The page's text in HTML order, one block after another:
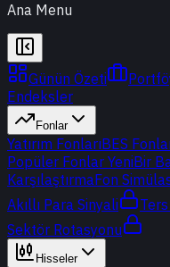
Ana Menu
Günün Özeti
Endeksler
Fonlar
Yatırım FonlarıBES
Popüler Fonlar YeniBir
KarşılaştırmaFon
Akıllı Para Sinyali
Sektör Rotasyonu
Hisseler